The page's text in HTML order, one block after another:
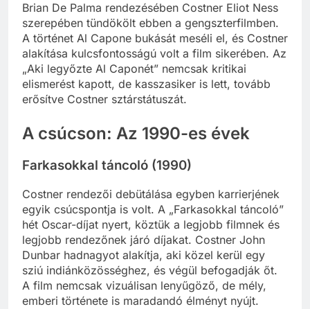
Brian De Palma rendezésében Costner Eliot Ness
szerepében tündökölt ebben a gengszterfilmben.
A történet Al Capone bukását meséli el, és Costner
alakítása kulcsfontosságú volt a film sikerében. Az
„Aki legyőzte Al Caponét” nemcsak kritikai
elismerést kapott, de kasszasiker is lett, tovább
erősítve Costner sztárstátuszát.
A csúcson: Az 1990-es évek
Farkasokkal táncoló (1990)
Costner rendezői debütálása egyben karrierjének
egyik csúcspontja is volt. A „Farkasokkal táncoló”
hét Oscar-díjat nyert, köztük a legjobb filmnek és
legjobb rendezőnek járó díjakat. Costner John
Dunbar hadnagyot alakítja, aki közel kerül egy
sziú indiánközösséghez, és végül befogadják őt.
A film nemcsak vizuálisan lenyűgöző, de mély,
emberi története is maradandó élményt nyújt.